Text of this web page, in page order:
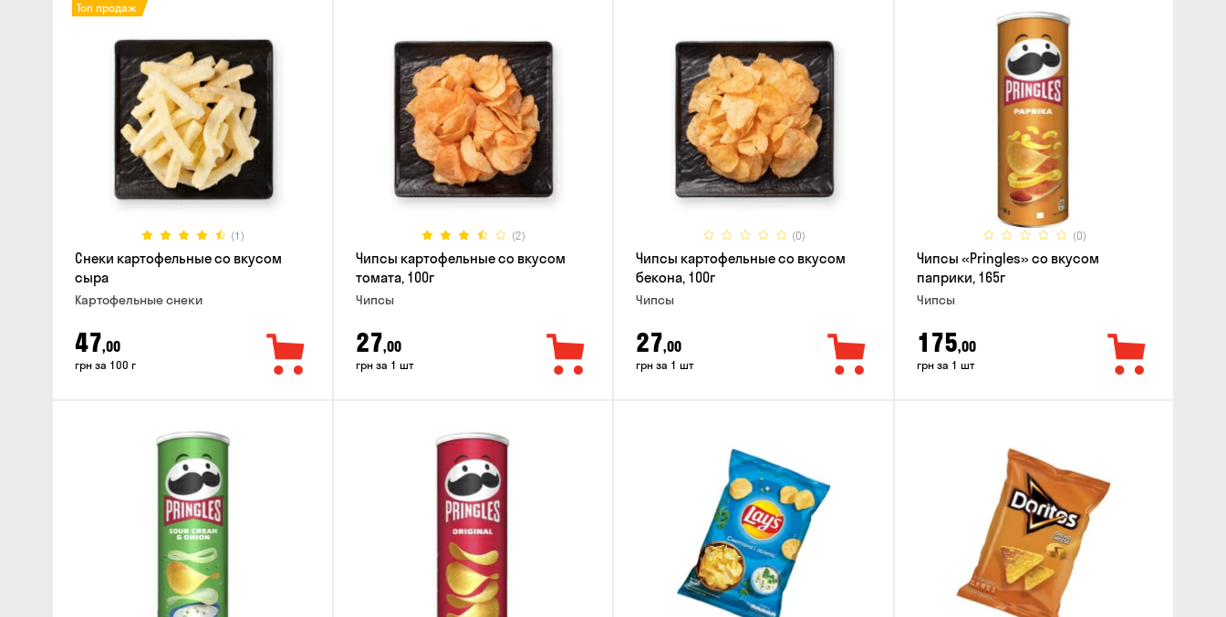
(1)
Топ продаж
Снеки картофельные со вкусом
сыра
Картофельные снеки
47,00
грн за 100 г
(2)
Чипсы картофельные со вкусом
томата, 100г
Чипсы
27,00
грн за 1 шт
(0)
Чипсы картофельные со вкусом
бекона, 100г
Чипсы
27,00
грн за 1 шт
(0)
Чипсы «Pringles» со вкусом
паприки, 165г
Чипсы
175,00
грн за 1 шт